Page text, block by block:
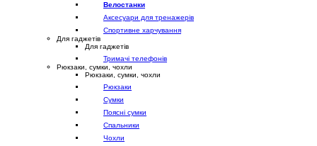
Велостанки
Аксесуари для тренажерів
Спортивне харчування
Для гаджетів
Для гаджетів
Тримачі телефонів
Рюкзаки, сумки, чохли
Рюкзаки, сумки, чохли
Рюкзаки
Сумки
Поясні сумки
Спальники
Чохли